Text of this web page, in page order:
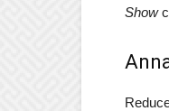
Show